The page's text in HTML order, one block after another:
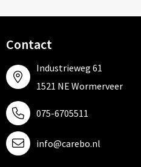
Contact
Industrieweg 61
1521 NE Wormerveer
075-6705511
info@carebo.nl